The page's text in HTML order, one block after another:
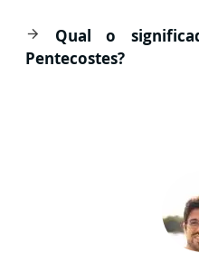
arrow_forward
Qual o
Pentecostes?